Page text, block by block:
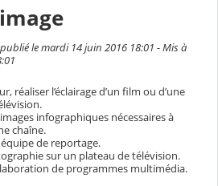
le mardi 14 juin 2016 18:01 - Mis à
réaliser l’éclairage d’un film ou d’une
infographiques nécessaires à
chaîne.
de reportage.
sur un plateau de télévision.
de programmes multimédia.